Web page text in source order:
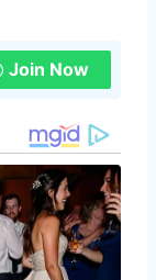
Join Now